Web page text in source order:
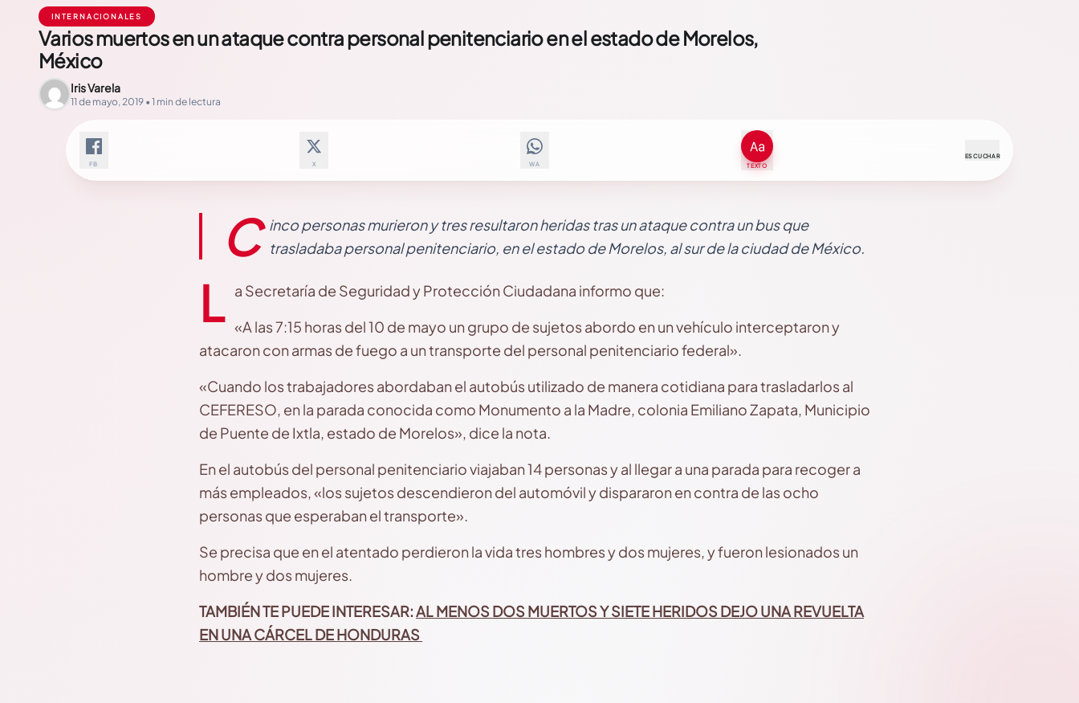
INTERNACIONALES
Varios muertos en un ataque contra personal penitenciario en el estado de Morelos,
México
Iris Varela
11 de mayo, 2019 • 1 min de lectura
FB X WA TEXTO
ESCUCHAR
C inco personas murieron y tres resultaron heridas tras un ataque contra un bus que
trasladaba personal penitenciario, en el estado de Morelos, al sur de la ciudad de México.
L a Secretaría de Seguridad y Protección Ciudadana informo que:
«A las 7:15 horas del 10 de mayo un grupo de sujetos abordo en un vehículo interceptaron y
atacaron con armas de fuego a un transporte del personal penitenciario federal».
«Cuando los trabajadores abordaban el autobús utilizado de manera cotidiana para trasladarlos al
CEFERESO, en la parada conocida como Monumento a la Madre, colonia Emiliano Zapata, Municipio
de Puente de Ixtla, estado de Morelos», dice la nota.
En el autobús del personal penitenciario viajaban 14 personas y al llegar a una parada para recoger a
más empleados, «los sujetos descendieron del automóvil y dispararon en contra de las ocho
personas que esperaban el transporte».
Se precisa que en el atentado perdieron la vida tres hombres y dos mujeres, y fueron lesionados un
hombre y dos mujeres.
TAMBIÉN TE PUEDE INTERESAR:AL MENOS DOS MUERTOS Y SIETE HERIDOS DEJO UNA REVUELTA
EN UNA CÁRCEL DE HONDURAS